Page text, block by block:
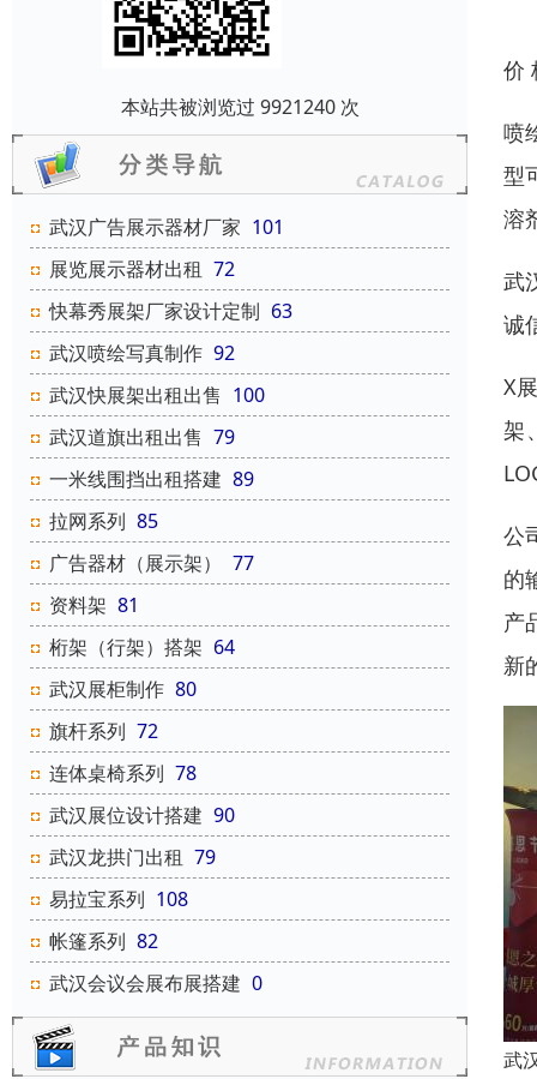
本站共被浏览过 9921240 次
武汉广告展示器材厂家 101
展览展示器材出租 72
快幕秀展架厂家设计定制 63
武汉喷绘写真制作 92
武汉快展架出租出售 100
武汉道旗出租出售 79
一米线围挡出租搭建 89
拉网系列 85
广告器材（展示架）
77
资料架 81
桁架（行架）搭架 64
武汉展柜制作 80
旗杆系列 72
连体桌椅系列 78
武汉展位设计搭建 90
武汉龙拱门出租 79
易拉宝系列 108
帐篷系列 82
武汉会议会展布展搭建 0
价
喷
型
溶
武
诚
X
架
公
的
产
新
武